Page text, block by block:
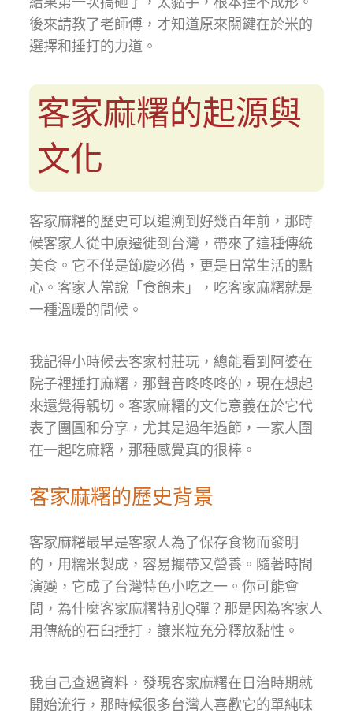
後來請教了老師傅，才知道原來關鍵在於米的
選擇和捶打的力道。
客家麻糬的起源與
文化
客家麻糬的歷史可以追溯到好幾百年前，那時
候客家人從中原遷徙到台灣，帶來了這種傳統
美食。它不僅是節慶必備，更是日常生活的點
心。客家人常說「食飽未」，吃客家麻糬就是
一種溫暖的問候。
我記得小時候去客家村莊玩，總能看到阿婆在
院子裡捶打麻糬，那聲音咚咚咚的，現在想起
來還覺得親切。客家麻糬的文化意義在於它代
表了團圓和分享，尤其是過年過節，一家人圍
在一起吃麻糬，那種感覺真的很棒。
客家麻糬的歷史背景
客家麻糬最早是客家人為了保存食物而發明
的，用糯米製成，容易攜帶又營養。隨著時間
演變，它成了台灣特色小吃之一。你可能會
問，為什麼客家麻糬特別Q彈？那是因為客家人
用傳統的石臼捶打，讓米粒充分釋放黏性。
我自己查過資料，發現客家麻糬在日治時期就
開始流行，那時候很多台灣人喜歡它的單純味